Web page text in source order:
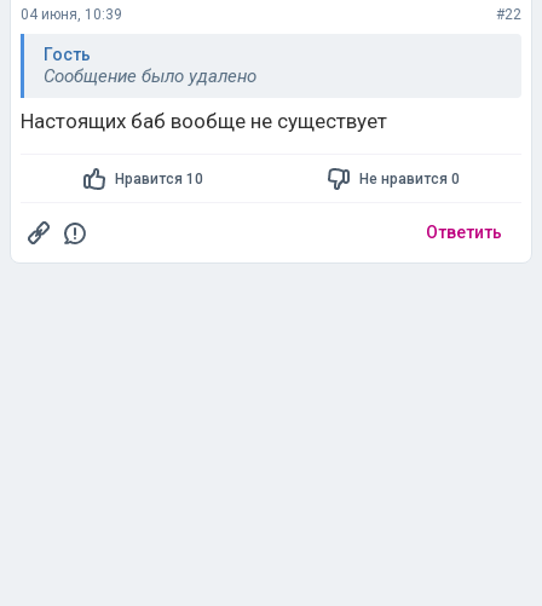
04 июня, 10:39 #22
Гость
Сообщение было удалено
Настоящих баб вообще не существует
Нравится 10 Не нравится 0
Ответить